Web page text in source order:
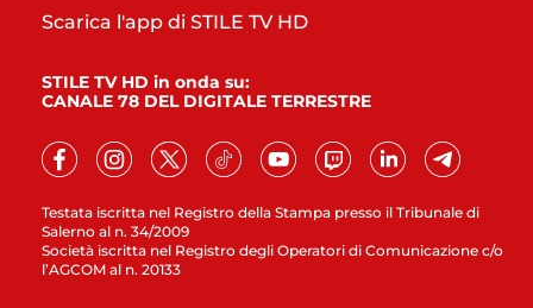
Testata iscritta nel Registro della Stampa presso il Tribunale di
Salerno al n. 34/2009
Società iscritta nel Registro degli Operatori di Comunicazione c/o
l’AGCOM al n. 20133
Scarica l'app di STILE TV HD
STILE TV HD in onda su:
CANALE 78 DEL DIGITALE TERRESTRE